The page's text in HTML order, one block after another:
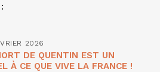
2026
DE QUENTIN EST UN
À CE QUE VIVE LA FRANCE !